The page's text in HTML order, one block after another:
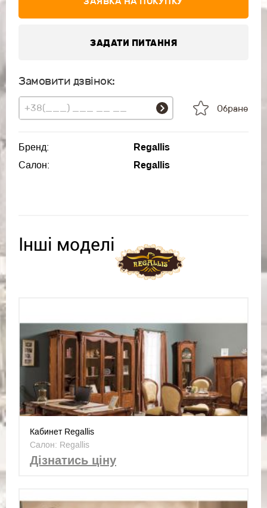
ЗАДАТИ ПИТАННЯ
Замовити дзвінок:
Обране
Бренд:
Regallis
Салон:
Regallis
Інші моделі
Кабинет Regallis
Салон: Regallis
Дізнатись ціну